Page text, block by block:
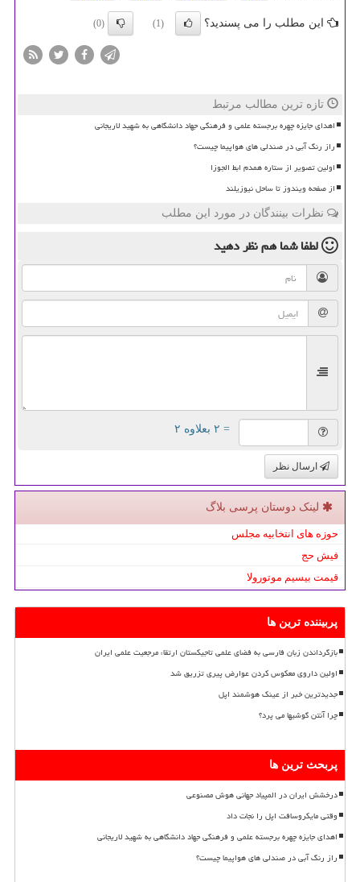
این مطلب را می پسندید؟ (1)
(0)
تازه ترین مطالب مرتبط
اهدای جایزه چهره برجسته علمی و فرهنگی جهاد دانشگاهی به شهید لاریجانی
راز رنگ آبی در صندلی های هواپیما چیست؟
اولین تصویر از ستاره همدم ابط الجوزا
از صفحه ویندوز تا ساحل نیوزیلند
نظرات بینندگان در مورد این مطلب
لطفا شما همنظر دهید
= ۲ بعلاوه ۲
ارسال نظر
لینک دوستان پرسی بلاگ
حوزه های انتخابیه مجلس
فیش حج
قیمت بیسیم موتورولا
پربیننده ترین ها
بازگرداندن زبان فارسی به فضای علمی تاجیکستان ارتقاء مرجعیت علمی ایران
اولین داروی معکوس کردن عوارض پیری تزریق شد
جدیدترین خبر از عینک هوشمند اپل
چرا آنتن گوشیها می پرد؟
پربحث ترین ها
درخشش ایران در المپیاد جهانی هوش مصنوعی
وقتی مایکروسافت اپل را نجات داد
اهدای جایزه چهره برجسته علمی و فرهنگی جهاد دانشگاهی به شهید لاریجانی
راز رنگ آبی در صندلی های هواپیما چیست؟